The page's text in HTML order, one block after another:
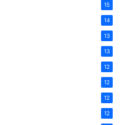
15
14
13
13
12
12
12
12